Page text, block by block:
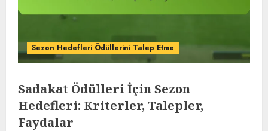
Sezon Hedefleri Ödüllerini Talep Etme
Sadakat Ödülleri İçin Sezon
Hedefleri: Kriterler, Talepler,
Faydalar